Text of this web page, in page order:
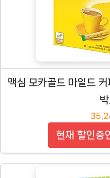
맥심 모카골드 마일드
현재 할인중